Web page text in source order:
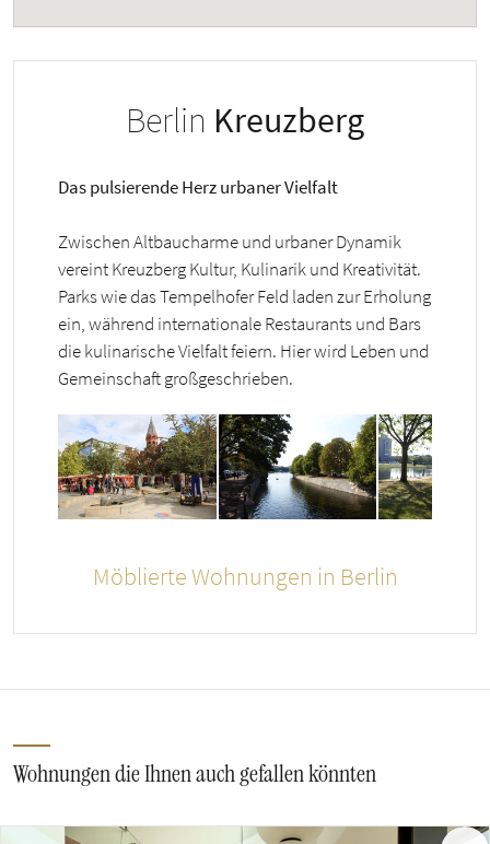
Berlin Kreuzberg
Das pulsierende Herz urbaner Vielfalt
Zwischen Altbaucharme und urbaner Dynamik
vereint Kreuzberg Kultur, Kulinarik und Kreativität.
Parks wie das Tempelhofer Feld laden zur Erholung
ein, während internationale Restaurants und Bars
die kulinarische Vielfalt feiern. Hier wird Leben und
Gemeinschaft großgeschrieben.
Möblierte Wohnungen in Berlin
Wohnungen die Ihnen auch gefallen könnten